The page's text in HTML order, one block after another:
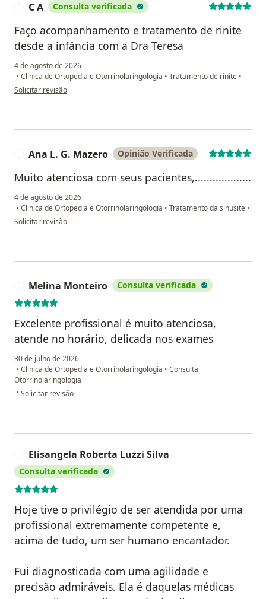
C A Consulta verificada
Faço acompanhamento e tratamento de rinite
desde a infância com a Dra Teresa
4 de agosto de 2026
• Clinica de Ortopedia e Otorrinolaringologia • Tratamento de rinite •
na opinião do utilizador C A
Solicitar revisão
Ana L. G. Mazero Opinião Verificada
Muito atenciosa com seus pacientes,...................
4 de agosto de 2026
• Clinica de Ortopedia e Otorrinolaringologia • Tratamento da sinusite •
na opinião do utilizador Ana L. G. Mazero
Solicitar revisão
Melina Monteiro Consulta verificada
Excelente profissional é muito atenciosa,
atende no horário, delicada nos exames
30 de julho de 2026
• Clinica de Ortopedia e Otorrinolaringologia • Consulta
Otorrinolaringologia
• na opinião do utilizador Melina Monteiro
Solicitar revisão
Elisangela Roberta Luzzi Silva
Consulta verificada
Hoje tive o privilégio de ser atendida por uma
profissional extremamente competente e,
acima de tudo, um ser humano encantador.
Fui diagnosticada com uma agilidade e
precisão admiráveis. Ela é daquelas médicas